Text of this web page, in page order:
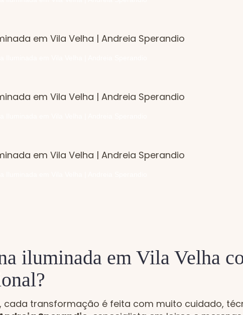
iluminada em Vila Velha
, cada transformação é feita com muito cuidado,